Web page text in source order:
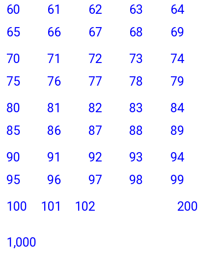
60
61 62 63
64
65
66 67 68
69
70
71 72 73
74
75
76 77 78
79
80
81 82 83
84
85
86 87 88
89
90
91 92 93
94
95
96 97 98
99
100
101 102 200
1,000